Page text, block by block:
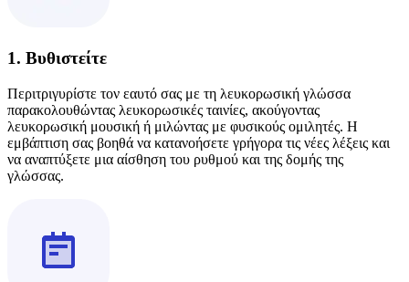
1. Βυθιστείτε
Περιτριγυρίστε τον εαυτό σας με τη λευκορωσική γλώσσα
παρακολουθώντας λευκορωσικές ταινίες, ακούγοντας
λευκορωσική μουσική ή μιλώντας με φυσικούς ομιλητές. Η
εμβάπτιση σας βοηθά να κατανοήσετε γρήγορα τις νέες λέξεις και
να αναπτύξετε μια αίσθηση του ρυθμού και της δομής της
γλώσσας.